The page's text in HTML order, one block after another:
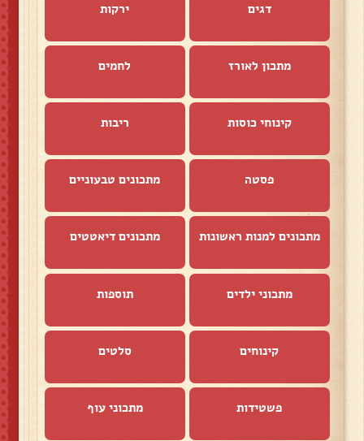
דגים ירקות
מתכון לאורז לחמים
קינוחי כוסות ריבות
פסטה מתכונים טבעוניים
מתכונים למנות ראשונות מתכונים דיאטטים
מתכוני ילדים תוספות
קינוחים סלטים
פשטידות מתכוני עוף